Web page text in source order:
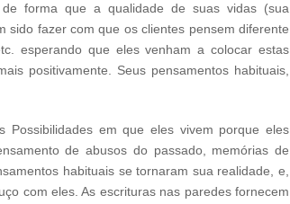
forma que a qualidade de suas vidas (sua
sido fazer com que os clientes pensem diferente
esperando que eles venham a colocar estas
positivamente. Seus pensamentos habituais,
Possibilidades em que eles vivem porque eles
de abusos do passado, memórias de
habituais se tornaram sua realidade, e,
com eles. As escrituras nas paredes fornecem